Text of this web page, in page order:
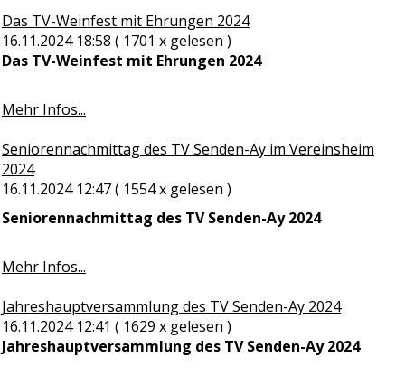
Das TV-Weinfest mit Ehrungen 2024
16.11.2024 18:58 ( 1701 x gelesen )
Das TV-Weinfest mit Ehrungen 2024
Mehr Infos...
Seniorennachmittag des TV Senden-Ay im Vereinsheim
2024
16.11.2024 12:47( 1554 x gelesen )
Seniorennachmittag des TV Senden-Ay 2024
Mehr Infos...
Jahreshauptversammlung des TV Senden-Ay 2024
16.11.2024 12:41 ( 1629 x gelesen )
Jahreshauptversammlung des TV Senden-Ay 2024